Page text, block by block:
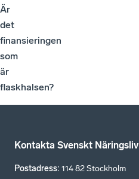
Är
det
finansieringen
som
är
flaskhalsen?
Kontakta Svenskt Näringsliv
Postadress: 114 82 Stockholm